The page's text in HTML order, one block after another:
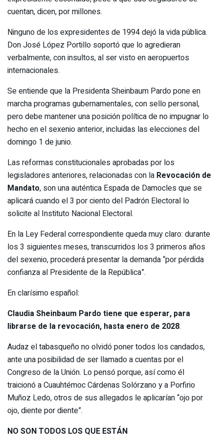
cuentan, dicen, por millones.
Ninguno de los expresidentes de 1994 dejó la vida pública.
Don José López Portillo soportó que lo agredieran
verbalmente, con insultos, al ser visto en aeropuertos
internacionales.
Se entiende que la Presidenta Sheinbaum Pardo pone en
marcha programas gubernamentales, con sello personal,
pero debe mantener una posición política de no impugnar lo
hecho en el sexenio anterior, incluidas las elecciones del
domingo 1 de junio.
Las reformas constitucionales aprobadas por los
legisladores anteriores, relacionadas con la Revocación de
Mandato, son una auténtica Espada de Damocles que se
aplicará cuando el 3 por ciento del Padrón Electoral lo
solicite al Instituto Nacional Electoral.
En la Ley Federal correspondiente queda muy claro: durante
los 3 siguientes meses, transcurridos los 3 primeros años
del sexenio, procederá presentar la demanda “por pérdida
confianza al Presidente de la República”.
En clarísimo español:
Claudia Sheinbaum Pardo tiene que esperar, para
librarse de la revocación, hasta enero de 2028.
Audaz el tabasqueño no olvidó poner todos los candados,
ante una posibilidad de ser llamado a cuentas por el
Congreso de la Unión. Lo pensó porque, así como él
traicionó a Cuauhtémoc Cárdenas Solórzano y a Porfirio
Muñoz Ledo, otros de sus allegados le aplicarían “ojo por
ojo, diente por diente”.
NO SON TODOS LOS QUE ESTÁN